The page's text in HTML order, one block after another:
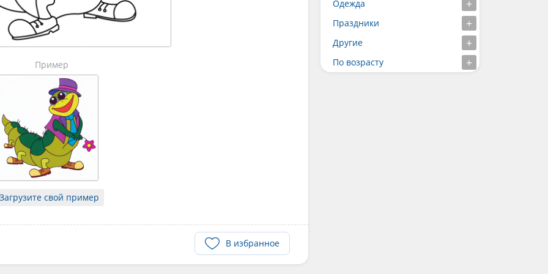
Пример
свой пример
В избранное
Одежда
Праздники
Другие
По возрасту